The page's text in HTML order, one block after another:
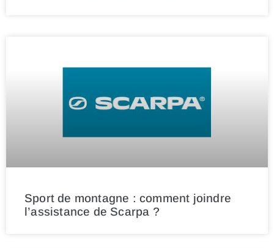
Sport de montagne : comment joindre
l’assistance de Scarpa ?